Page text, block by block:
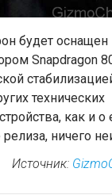
будет оснащен
Snapdragon
технических
как и о
ничего
Источник: